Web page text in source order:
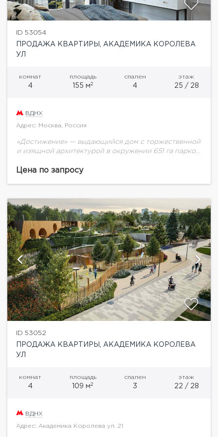
ID 53054
ПРОДАЖА КВАРТИРЫ, АКАДЕМИКА КОРОЛЕВА
УЛ
комнат
4
площадь
155 м2
спален
4
этаж
25 / 28
ВДНХ
Адрес: Москва, Россия
«Достижение» — выдающийся дом с торжественной
и изящной архитектурой в окружении 651 га парков
1,7 га с зонами для активного...
Цена по запросу
ID 53052
ПРОДАЖА КВАРТИРЫ, АКАДЕМИКА КОРОЛЕВА
УЛ
комнат
4
площадь
109 м2
спален
3
этаж
22 / 28
ВДНХ
Адрес: Академика Королева ул. 21